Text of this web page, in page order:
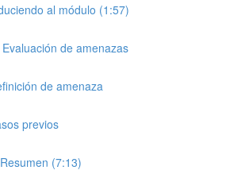
al módulo (1:57)
de amenazas
de amenaza
previos
(7:13)